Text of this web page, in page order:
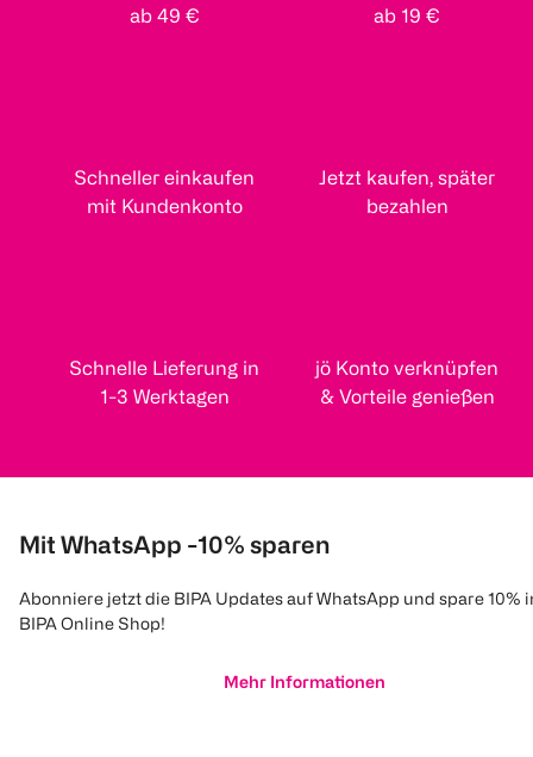
ab 49 €
ab 19 €
Schneller einkaufen
mit Kundenkonto
Jetzt kaufen, später
bezahlen
Schnelle Lieferung in
1-3 Werktagen
jö Konto verknüpfen
& Vorteile genießen
Mit WhatsApp -10% sparen
Abonniere jetzt die BIPA Updates auf WhatsApp und spare 10%
BIPA Online Shop!
Mehr Informationen